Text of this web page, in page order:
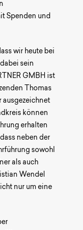
Spenden und
wir heute bei
sein
GMBH ist
Thomas
ausgezeichnet
können
erhalten
neben der
sowohl
als auch
Wendel
nur um eine